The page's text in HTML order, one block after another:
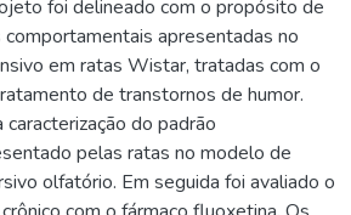
foi delineado com o propósito de
apresentadas no
em ratas Wistar, tratadas com o
de transtornos de humor.
do padrão
pelas ratas no modelo de
olfatório. Em seguida foi avaliado o